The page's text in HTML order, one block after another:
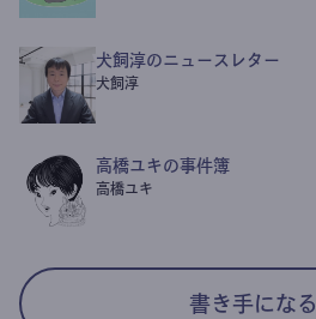
犬飼淳のニュースレター
犬飼淳
高橋ユキの事件簿
高橋ユキ
書き手になる